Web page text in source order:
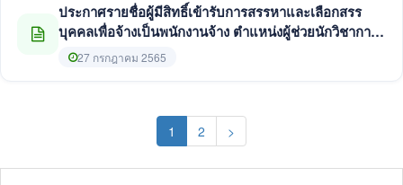
ประกาศรายชื่อผู้มีสิทธิ์เข้ารับการสรรหาและเลือกสรร
บุคคลเพื่อจ้างเป็นพนักงานจ้าง ตำแหน่งผู้ช่วยนักวิชาการ
เงินและบัญชี
27 กรกฎาคม 2565
1 (current)
2 >